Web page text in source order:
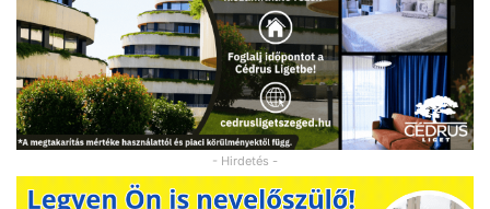
- Hirdetés -